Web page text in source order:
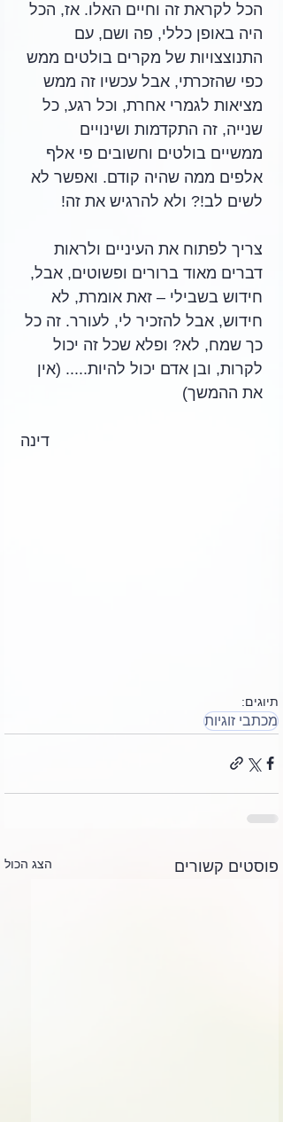
הכל לקראת זה וחיים האלו. אז, הכל
היה באופן כללי, פה ושם, עם
התנוצצויות של מקרים בולטים ממש
כפי שהזכרתי, אבל עכשיו זה ממש
מציאות לגמרי אחרת, וכל רגע, כל
שנייה, זה התקדמות ושינויים
ממשיים בולטים וחשובים פי אלף
אלפים ממה שהיה קודם. ואפשר לא
לשים לב!? ולא להרגיש את זה!
צריך לפתוח את העיניים ולראות
דברים מאוד ברורים ופשוטים, אבל,
חידוש בשבילי – זאת אומרת, לא
חידוש, אבל להזכיר לי, לעורר. זה כל
כך שמח, לא? ופלא שכל זה יכול
לקרות, ובן אדם יכול להיות..... (אין
את ההמשך)
דינה
תיוגים:
מכתבי זוגיות
פוסטים קשורים הצג הכול